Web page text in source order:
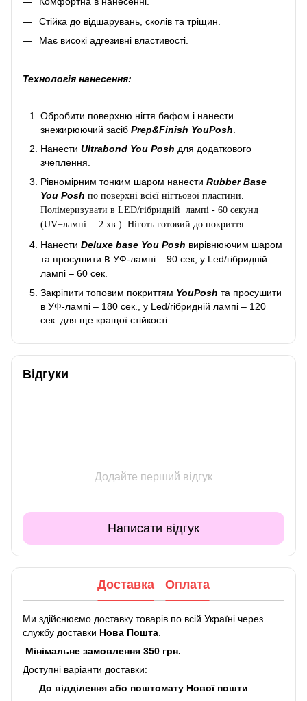
Стійка до відшарувань, сколів та тріщин.
Має високі адгезивні властивості.
Технологія нанесення:
Обробити поверхню нігтя бафом і нанести
знежирюючий засіб Prep&Finish YouPosh
Нанести Ultrabond You Posh для додаткового
зчеплення.
Рівномірним тонким шаром нанести Rubber Base
You Posh по поверхні всієї нігтьової пластини.
Полімеризувати в LED/гібридній−лампі - 60 секунд
(UV−лампі— 2 хв.). Ніготь готовий до покриття.
Нанести Deluxe base You Posh вирівнюючим шаром
та просушити в УФ-лампі – 90 сек, у Led/гібридній
лампі – 60 сек.
Закріпити топовим покриттям YouPosh та просушити
в УФ-лампі – 180 сек., у Led/гібридній лампі – 120
сек. для ще кращої стійкості.
Відгуки
Додайте перший відгук
Написати відгук
Доставка Оплата
Ми здійснюємо доставку товарів по всій Україні через
службу доставки Нова Пошта.
Мінімальне замовлення 350 грн.
Доступні варіанти доставки:
До відділення або поштомату Нової пошти